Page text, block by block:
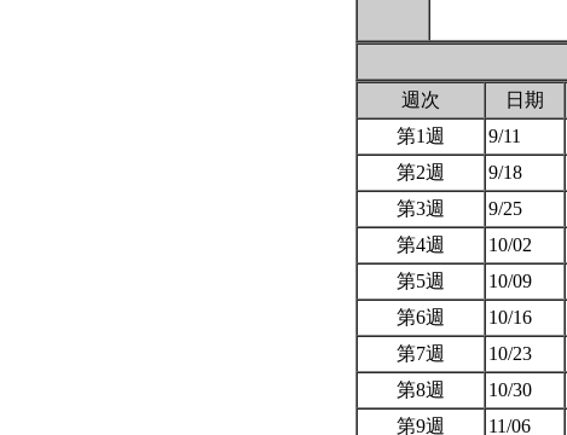
週次
日期
第1週
9/11
第2週
9/18
第3週
9/25
第4週
10/02
第5週
10/09
第6週
10/16
第7週
10/23
第8週
10/30
第9週
11/06